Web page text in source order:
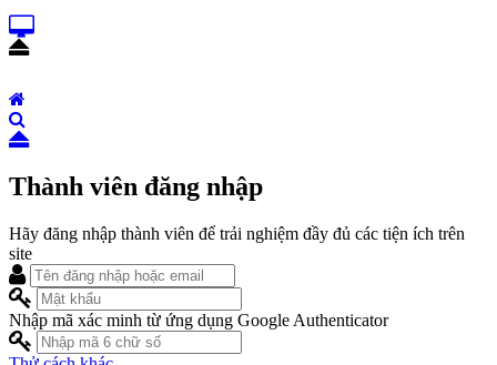
Thành viên đăng nhập
Hãy đăng nhập thành viên để trải nghiệm đầy đủ các tiện ích trên
site
Nhập mã xác minh từ ứng dụng Google Authenticator